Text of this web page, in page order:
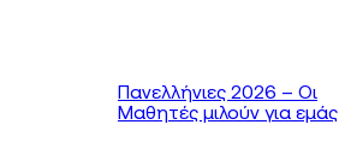
Πανελλήνιες 2026 – Οι
Μαθητές μιλούν για εμάς